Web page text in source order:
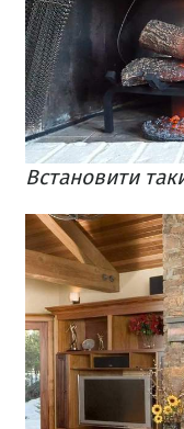
Встановити